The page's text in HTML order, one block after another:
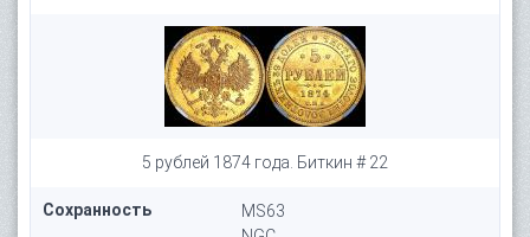
5 рублей 1874 года. Биткин # 22
Сохранность
MS63